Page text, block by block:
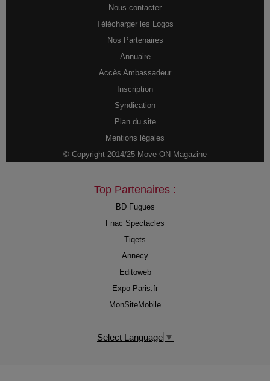
Nous contacter
Télécharger les Logos
Nos Partenaires
Annuaire
Accès Ambassadeur
Inscription
Syndication
Plan du site
Mentions légales
© Copyright 2014/25 Move-ON Magazine
Top Partenaires :
BD Fugues
Fnac Spectacles
Tiqets
Annecy
Editoweb
Expo-Paris.fr
MonSiteMobile
Select Language ▼